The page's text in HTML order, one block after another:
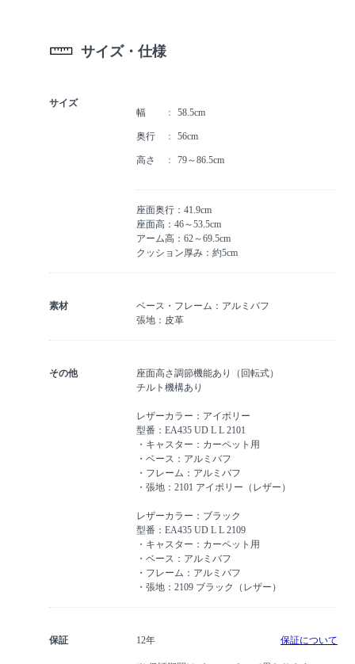
サイズ・仕様
サイズ
幅
58.5cm
奥行 56cm
高さ 79～86.5cm
座面奥行：41.9cm
座面高：46～53.5cm
アーム高：62～69.5cm
クッション厚み：約5cm
素材
ベース・フレーム：アルミバフ
張地：皮革
その他
座面高さ調節機能あり（回転式）
チルト機構あり
レザーカラー：アイボリー
型番：EA435 UD L L 2101
・キャスター：カーペット用
・ベース：アルミバフ
・フレーム：アルミバフ
・張地：2101 アイボリー（レザー）
レザーカラー：ブラック
型番：EA435 UD L L 2109
・キャスター：カーペット用
・ベース：アルミバフ
・フレーム：アルミバフ
・張地：2109 ブラック（レザー）
保証 12年 保証について